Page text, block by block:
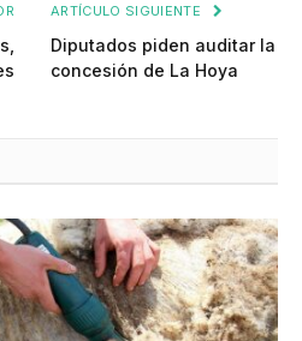
ARTÍCULO SIGUIENTE
Diputados piden auditar la
concesión de La Hoya